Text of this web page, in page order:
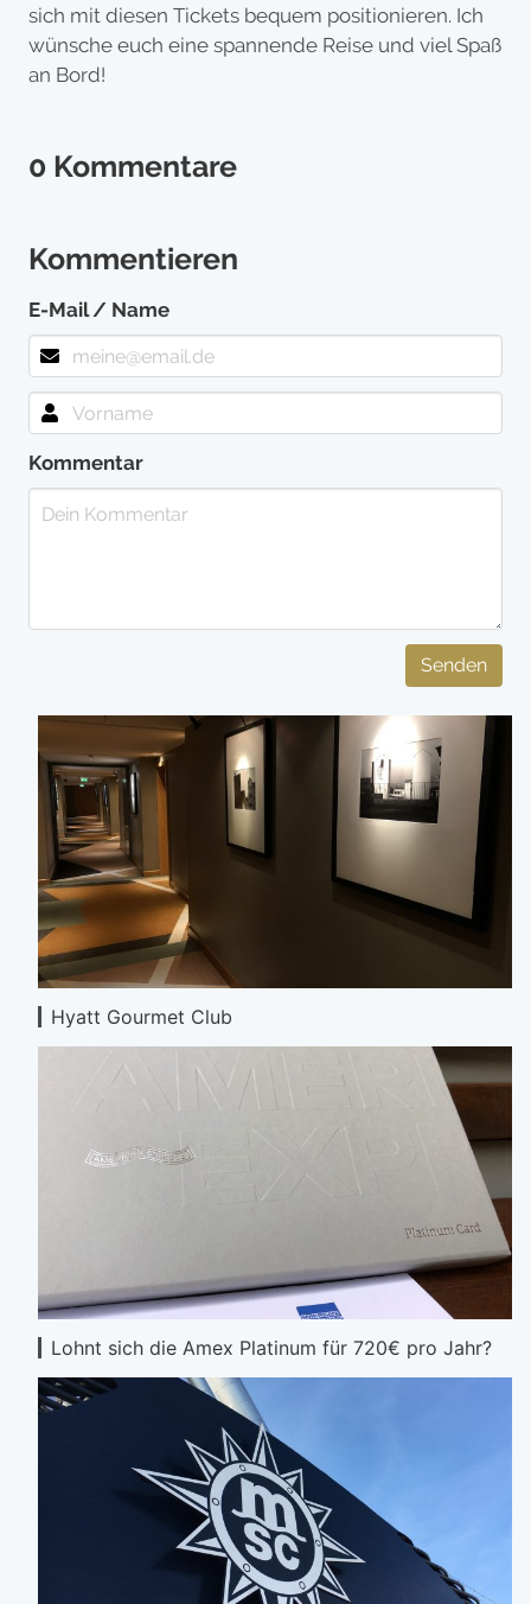
sich mit diesen Tickets bequem positionieren. Ich
wünsche euch eine spannende Reise und viel Spaß
an Bord!
0 Kommentare
Kommentieren
E-Mail / Name
Kommentar
Senden
Hyatt Gourmet Club
Lohnt sich die Amex Platinum für 720€ pro Jahr?